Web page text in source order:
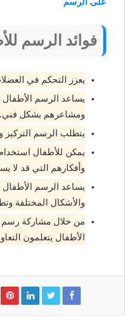
فوائد الرسم
يعزز التحكم في
يساعد الرسم الأطفال
ومشاعرهم بشكل فني.
يتطلب الرسم التركيز
يمكن للأطفال
وأفكارهم التي قد لا
يساعد الرسم
والأشكال المختلفة
من خلال مشاركة رسم
الأطفال يتعلمون